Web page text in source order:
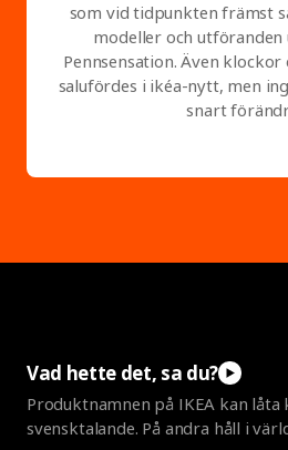
som vid tidpunkten främst
modeller och
Pennsensation. Även
salufördes i ikéa-nytt, men
snart
Vad hette det, sa du?
Produktnamnen på IKEA kan
svensktalande. På andra håll i